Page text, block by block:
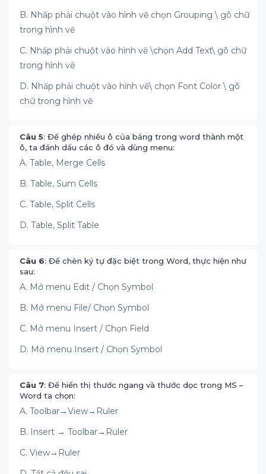
B. Nhấp phải chuột vào hình vẽ chọn Grouping \ gõ chữ
trong hình vẽ
C. Nhấp phải chuột vào hình vẽ \chọn Add Text\ gõ chữ
trong hình vẽ
D. Nhấp phải chuột vào hình vẽ\ chọn Font Color \ gõ
chữ trong hình vẽ
Câu 5: Để ghép nhiều ô của bảng trong word thành một
ô, ta đánh dấu các ô đó và dùng menu:
A. Table, Merge Cells
B. Table, Sum Cells
C. Table, Split Cells
D. Table, Split Table
Câu 6: Để chèn ký tự đặc biệt trong Word, thực hiện như
sau:
A. Mở menu Edit / Chọn Symbol
B. Mở menu File/ Chọn Symbol
C. Mở menu Insert / Chọn Field
D. Mở menu Insert / Chọn Symbol
Câu 7: Để hiển thị thước ngang và thước dọc trong MS –
Word ta chọn:
A. Toolbar→View→Ruler
B. Insert → Toolbar→Ruler
C. View→Ruler